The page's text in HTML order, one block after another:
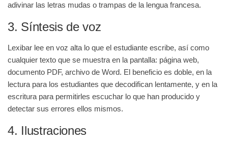
adivinar las letras mudas o trampas de la lengua francesa.
3. Síntesis de voz
Lexibar lee en voz alta lo que el estudiante escribe, así como
cualquier texto que se muestra en la pantalla: página web,
documento PDF, archivo de Word. El beneficio es doble, en la
lectura para los estudiantes que decodifican lentamente, y en la
escritura para permitirles escuchar lo que han producido y
detectar sus errores ellos mismos.
4. Ilustraciones